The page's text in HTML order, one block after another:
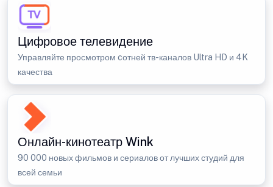
Цифровое телевидение
Управляйте просмотром cотней тв-каналов Ultra HD и 4K
качества
Онлайн-кинотеатр Wink
90 000 новых фильмов и сериалов от лучших студий для
всей семьи